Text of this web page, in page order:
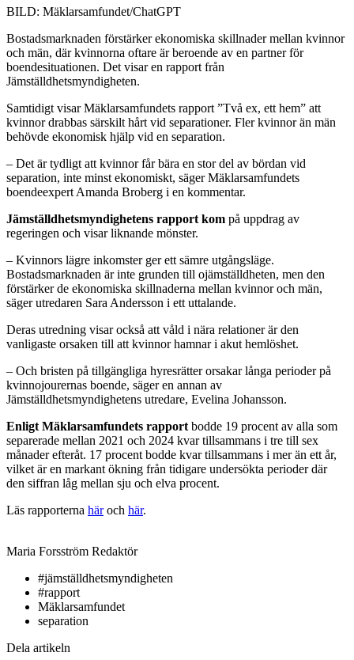
BILD: Mäklarsamfundet/ChatGPT
Bostadsmarknaden förstärker ekonomiska skillnader mellan kvinnor
och män, där kvinnorna oftare är beroende av en partner för
boendesituationen. Det visar en rapport från
Jämställdhetsmyndigheten.
Samtidigt visar Mäklarsamfundets rapport ”Två ex, ett hem” att
kvinnor drabbas särskilt hårt vid separationer. Fler kvinnor än män
behövde ekonomisk hjälp vid en separation.
– Det är tydligt att kvinnor får bära en stor del av bördan vid
separation, inte minst ekonomiskt, säger Mäklarsamfundets
boendeexpert Amanda Broberg i en kommentar.
Jämställdhetsmyndighetens rapport kom på uppdrag av
regeringen och visar liknande mönster.
– Kvinnors lägre inkomster ger ett sämre utgångsläge.
Bostadsmarknaden är inte grunden till ojämställdheten, men den
förstärker de ekonomiska skillnaderna mellan kvinnor och män,
säger utredaren Sara Andersson i ett uttalande.
Deras utredning visar också att våld i nära relationer är den
vanligaste orsaken till att kvinnor hamnar i akut hemlöshet.
– Och bristen på tillgängliga hyresrätter orsakar långa perioder på
kvinnojourernas boende, säger en annan av
Jämställdhetsmyndighetens utredare, Evelina Johansson.
Enligt Mäklarsamfundets rapport bodde 19 procent av alla som
separerade mellan 2021 och 2024 kvar tillsammans i tre till sex
månader efteråt. 17 procent bodde kvar tillsammans i mer än ett år,
vilket är en markant ökning från tidigare undersökta perioder där
den siffran låg mellan sju och elva procent.
Läs rapporterna häroch här.
Maria Forsström Redaktör
#jämställdhetsmyndigheten
#rapport
Mäklarsamfundet
separation
Dela artikeln